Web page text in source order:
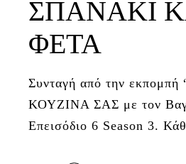
ΣΠΑΝΑΚΙ
ΦΕΤΑ
Συνταγή από την
ΚΟΥΖΙΝΑ ΣΑΣ με τον
Επεισόδιο 6 Season 3.